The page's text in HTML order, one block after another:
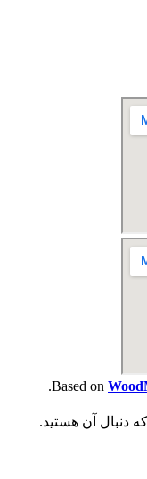
Based on
.
دنبال آن هستید.